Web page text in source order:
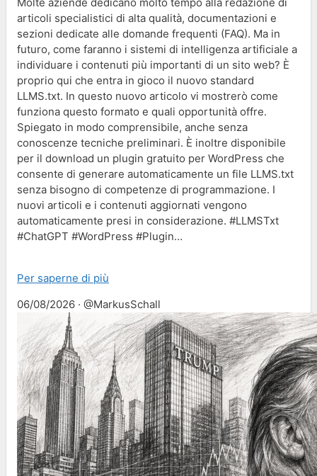
articoli specialistici di alta qualità, documentazioni e
sezioni dedicate alle domande frequenti (FAQ). Ma in
futuro, come faranno i sistemi di intelligenza artificiale a
individuare i contenuti più importanti di un sito web? È
proprio qui che entra in gioco il nuovo standard
LLMS.txt. In questo nuovo articolo vi mostrerò come
funziona questo formato e quali opportunità offre.
Spiegato in modo comprensibile, anche senza
conoscenze tecniche preliminari. È inoltre disponibile
per il download un plugin gratuito per WordPress che
consente di generare automaticamente un file LLMS.txt
senza bisogno di competenze di programmazione. I
nuovi articoli e i contenuti aggiornati vengono
automaticamente presi in considerazione. #LLMSTxt
#ChatGPT #WordPress #Plugin…
Per saperne di più
06/08/2026 · @MarkusSchall